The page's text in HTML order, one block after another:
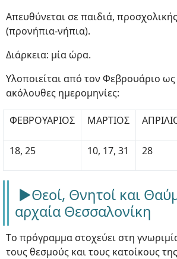
Απευθύνεται σε παιδιά,
(προνήπια-νήπια).
Διάρκεια: μία ώρα.
Υλοποιείται από τον Φεβρουάριο
ακόλουθες ημερομηνίες:
ΦΕΒΡΟΥΑΡΙΟΣ ΜΑΡΤΙΟΣ
18, 25 10, 17, 31 28
►Θεοί, Θνητοί και
αρχαία Θεσσαλονίκη
Tο πρόγραμμα στοχεύει στη
τους θεσμούς και τους κατοίκους